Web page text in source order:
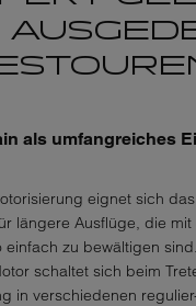
als umfangreiches
eignet sich
längere Ausflüge, die
einfach zu bewältigen
schaltet sich beim
in verschiedenen